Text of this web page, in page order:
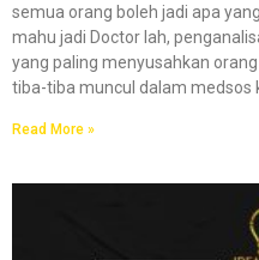
semua orang boleh jadi apa
mahu jadi Doctor lah,
yang paling menyusahkan
tiba-tiba muncul dalam medsos
Read More »